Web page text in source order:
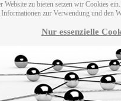
Website zu bieten setzen wir Cookies
Informationen zur Verwendung und den
Nur essenzielle